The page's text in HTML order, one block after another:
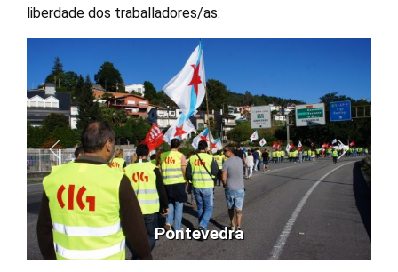
liberdade dos traballadores/as.
Pontevedra